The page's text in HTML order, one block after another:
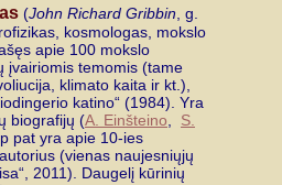
(John Richard Gribbin , g.
kosmologas, mokslo
apie 100 mokslo
įvairiomis temomis (tame
klimato kaita ir kt.),
katino“ (1984). Yra
biografijų (A. Einšteino
S.
pat yra apie 10-ies
(vienas naujesniųjų
2011). Daugelį kūrinių